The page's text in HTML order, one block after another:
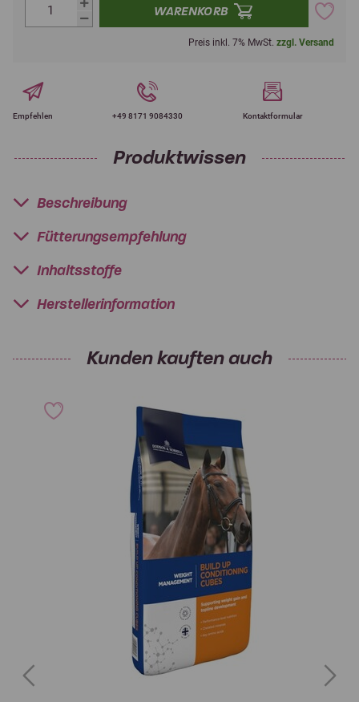
WARENKORB
Preis inkl. 7% MwSt. zzgl. Versand
Empfehlen +49 8171 9084330 Kontaktformular
Produktwissen
Beschreibung
Fütterungsempfehlung
Inhaltsstoffe
Herstellerinformation
Kunden kauften auch
Previous Next